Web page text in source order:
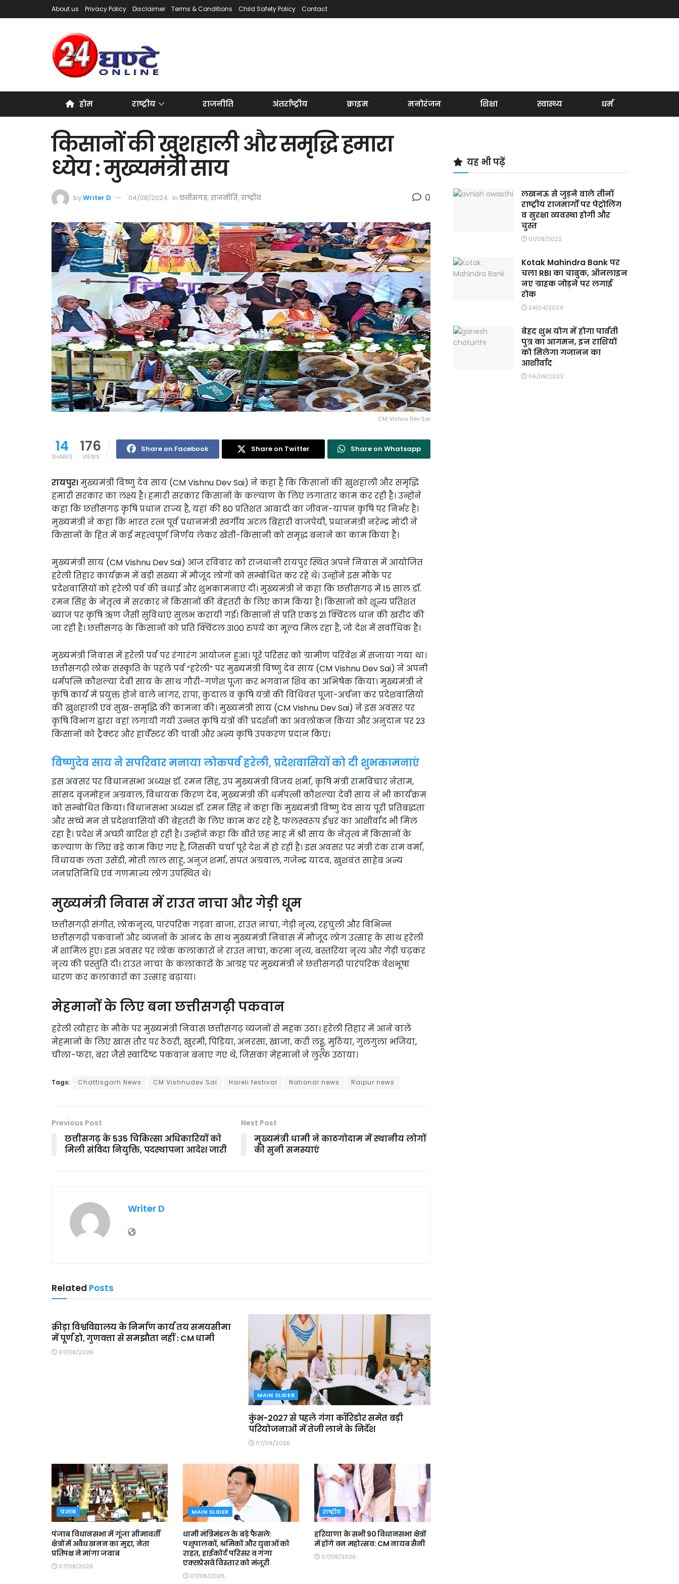
About us Privacy Policy Disclaimer Terms & Conditions Child Safety Policy Contact
होम राष्ट्रीय राजनीति अंतर्राष्ट्रीय क्राइम मनोरंजन शिक्षा स्वास्थ्य धर्म
किसानों की खुशहाली और समृद्धि हमारा
ध्येय : मुख्यमंत्री साय
byWriter D 04/08/2024 in छत्तीसगढ़, राजनीति, राष्ट्रीय 0
CM Vishnu Dev Sai
14
SHARES
176
VIEWS
Share on Facebook Share on Twitter Share on Whatsapp
रायपुर। मुख्यमंत्री विष्णु देव साय (CM Vishnu Dev Sai) ने कहा है कि किसानों की खुशहाली और समृद्धि
हमारी सरकार का लक्ष्य है। हमारी सरकार किसानों के कल्याण के लिए लगातार काम कर रही है। उन्होंने
कहा कि छत्तीसगढ़ कृषि प्रधान राज्य है, यहां की 80 प्रतिशत आबादी का जीवन-यापन कृषि पर निर्भर है।
मुख्यमंत्री ने कहा कि भारत रत्न पूर्व प्रधानमंत्री स्वर्गीय अटल बिहारी वाजपेयी, प्रधानमंत्री नरेन्द्र मोदी ने
किसानों के हित में कई महत्वपूर्ण निर्णय लेकर खेती-किसानी को समृद्ध बनाने का काम किया है।
मुख्यमंत्री साय (CM Vishnu Dev Sai) आज रविवार काे राजधानी रायपुर स्थित अपने निवास में आयोजित
हरेली तिहार कार्यक्रम में बड़ी संख्या में मौजूद लोगों को सम्बोधित कर रहे थे। उन्होंने इस मौके पर
प्रदेशवासियों को हरेली पर्व की बधाई और शुभकामनाएं दीं। मुख्यमंत्री ने कहा कि छत्तीसगढ़ में 15 साल डॉ.
रमन सिंह के नेतृत्व में सरकार ने किसानों की बेहतरी के लिए काम किया है। किसानों को शून्य प्रतिशत
ब्याज पर कृषि ऋण जैसी सुविधाएं सुलभ करायी गई। किसानों से प्रति एकड़ 21 क्विंटल धान की खरीद की
जा रही है। छत्तीसगढ़ के किसानों को प्रति क्विंटल 3100 रुपये का मूल्य मिल रहा है, जो देश में सर्वाधिक है।
मुख्यमंत्री निवास में हरेली पर्व पर रंगारंग आयोजन हुआ। पूरे परिसर को ग्रामीण परिवेश में सजाया गया था।
छत्तीसगढ़ी लोक संस्कृति के पहले पर्व “हरेली” पर मुख्यमंत्री विष्णु देव साय (CM Vishnu Dev Sai) ने अपनी
धर्मपत्नि कौशल्या देवी साय के साथ गौरी-गणेश पूजा कर भगवान शिव का अभिषेक किया। मुख्यमंत्री ने
कृषि कार्य में प्रयुक्त होने वाले नांगर, रापा, कुदाल व कृषि यंत्रों की विधिवत पूजा-अर्चना कर प्रदेशवासियों
की ख़ुशहाली एवं सुख-समृद्धि की कामना की। मुख्यमंत्री साय (CM Vishnu Dev Sai) ने इस अवसर पर
कृषि विभाग द्वारा वहां लगायी गयी उन्नत कृषि यंत्रों की प्रदर्शनी का अवलोकन किया और अनुदान पर 23
किसानों को ट्रैक्टर और हार्वेस्टर की चाबी और अन्य कृषि उपकरण प्रदान किए।
विष्णुदेव साय ने सपरिवार मनाया लोकपर्व हरेली, प्रदेशवासियों को दी शुभकामनाएं
इस अवसर पर विधानसभा अध्यक्ष डॉ. रमन सिंह, उप मुख्यमंत्री विजय शर्मा, कृषि मंत्री रामविचार नेताम,
सांसद बृजमोहन अग्रवाल, विधायक किरण देव, मुख्यमंत्री की धर्मपत्नी कौशल्या देवी साय ने भी कार्यक्रम
को सम्बोधित किया। विधानसभा अध्यक्ष डॉ. रमन सिंह ने कहा कि मुख्यमंत्री विष्णु देव साय पूरी प्रतिबद्धता
और सच्चे मन से प्रदेशवासियों की बेहतरी के लिए काम कर रहे हैं, फलस्वरूप ईश्वर का आशीर्वाद भी मिल
रहा है। प्रदेश में अच्छी बारिश हो रही है। उन्होंने कहा कि बीते छह माह में श्री साय के नेतृत्व में किसानों के
कल्याण के लिए बडे़ काम किए गए है, जिसकी चर्चा पूरे देश में हो रही है। इस अवसर पर मंत्री टंक राम वर्मा,
विधायक लता उसेंडी, मोती लाल साहू, अनुज शर्मा, संपत अग्रवाल, गजेन्द्र यादव, खुशवंत साहेब अन्य
जनप्रतिनिधि एवं गणमान्य लोग उपस्थित थे।
मुख्यमंत्री निवास में राउत नाचा और गेड़ी धूम
छत्तीसगढ़ी संगीत, लोकनृत्य, पारंपरिक गड़वा बाजा, राउत नाचा, गेड़ी नृत्य, रहचुली और विभिन्न
छत्तीसगढ़ी पकवानों और व्यंजनों के आनंद के साथ मुख्यमंत्री निवास में मौजूद लोग उत्साह के साथ हरेली
में शामिल हुए। इस अवसर पर लोक कलाकारों ने राउत नाचा, करमा नृत्य, बस्तरिया नृत्य और गेड़ी चढ़कर
नृत्य की प्रस्तुति दी। राउत नाचा के कलाकारों के आग्रह पर मुख्यमंत्री ने छत्तीसगढ़ी पारंपरिक वेशभूषा
धारण कर कलाकारों का उत्साह बढ़ाया।
मेहमानों के लिए बना छत्तीसगढ़ी पकवान
हरेली त्यौहार के मौके पर मुख्यमंत्री निवास छत्तीसगढ़ व्यंजनों से महक उठा। हरेली तिहार में आने वाले
मेहमानों के लिए खास तौर पर ठेठरी, खुरमी, पिड़िया, अनरसा, खाजा, करी लड्डू, मुठिया, गुलगुला भजिया,
चीला-फरा, बरा जैसे स्वादिष्ट पकवान बनाए गए थे, जिसका मेहमानों ने लुत्फ उठाया।
Tags: Chattisgarh News CM Vishnudev Sai Hareli festival National news Raipur news
Previous Post
छत्तीसगढ़ के 535 चिकित्सा अधिकारियों काे
मिली संविदा नियुक्ति, पदस्थापना आदेश जारी
Next Post
मुख्यमंत्री धामी ने काठगोदाम में स्थानीय लोगों
की सुनी समस्याएं
Writer D
Related Posts
क्रीड़ा विश्वविद्यालय के निर्माण कार्य तय समयसीमा
में पूर्ण हो, गुणवत्ता से समझौता नहीं : CM धामी
07/08/2026
MAIN SLIDER
कुंभ-2027 से पहले गंगा कॉरिडोर समेत बड़ी
परियोजनाओं में तेजी लाने के निर्देश
07/08/2026
पंजाब
पंजाब विधानसभा में गूंजा सीमावर्ती
क्षेत्रों में अवैध खनन का मुद्दा, नेता
प्रतिपक्ष ने मांगा जवाब
07/08/2026
MAIN SLIDER
धामी मंत्रिमंडल के बड़े फैसले:
पशुपालकों, श्रमिकों और युवाओं को
राहत, हाईकोर्ट परिसर व गंगा
एक्सप्रेसवे विस्तार को मंजूरी
07/08/2026
राष्ट्रीय
हरियाणा के सभी 90 विधानसभा क्षेत्रों
में होंगे वन महोत्सव: CM नायब सैनी
07/08/2026
यह भी पढ़ें
लखनऊ से जुड़ने वाले तीनों
राष्ट्रीय राजमार्गों पर पेट्रोलिंग
व सुरक्षा व्यवस्था होगी और
चुस्त
01/08/2022
Kotak Mahindra Bank पर
चला RBI का चाबुक, ऑनलाइन
नए ग्राहक जोड़ने पर लगाई
रोक
24/04/2024
बेहद शुभ योग में होगा पार्वती
पुत्र का आगमन, इन राशियों
को मिलेगा गजानन का
आशीर्वाद
09/09/2023